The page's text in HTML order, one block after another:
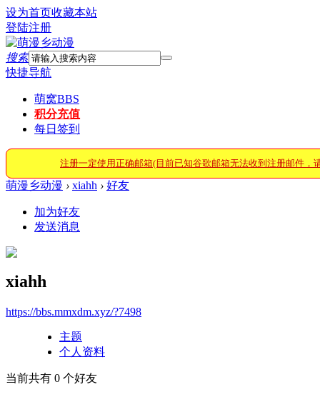
设为首页收藏本站
登陆注册
搜索
快捷导航
萌窝BBS
积分充值
每日签到
注册一定使用正确邮箱(目前已知谷歌邮箱无法收到注册邮件，
萌漫乡动漫 › xiahh › 好友
加为好友
发送消息
xiahh
https://bbs.mmxdm.xyz/?7498
主题
个人资料
当前共有 0 个好友